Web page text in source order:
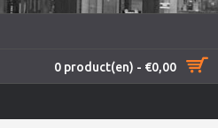
0 product(en) - €0,00